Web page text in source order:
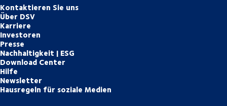
Kontaktieren Sie uns
Über DSV
Karriere
Investoren
Presse
Nachhaltigkeit | ESG
Download Center
Hilfe
Newsletter
Hausregeln für soziale Medien